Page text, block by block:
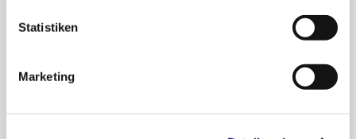
Statistiken
Marketing
Schulungsmaterial
Rote-Hand-Brief zu Lojuxta® vom 17.02.2021